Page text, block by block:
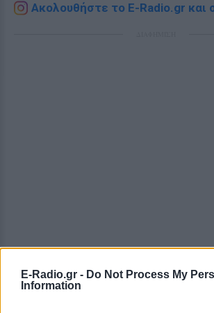
E-Radio.gr - Do Not Process My
Information
Ακολουθήστε το E-Radio.gr και